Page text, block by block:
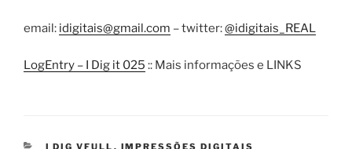
email: idigitais@gmail.com – twitter:@idigitais_REAL
LogEntry – I Dig it 025 :: Mais informações e LINKS
CATEGORIES